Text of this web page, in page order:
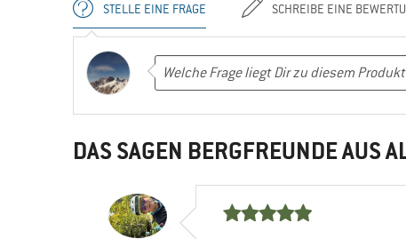
STELLE EINE FRAGE SCHREIBE EINE
DAS SAGEN BERGFREUNDE AUS